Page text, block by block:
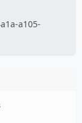
a105-